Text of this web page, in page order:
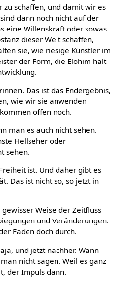
zu schaffen, und damit wir es
dann noch nicht auf der
eine Willenskraft oder sowas
dieser Welt schaffen,
sie, wie riesige Künstler im
der Form, die Elohim halt
Das ist das Endergebnis,
wie wir sie anwenden
offen noch.
man es auch nicht sehen.
Hellseher oder
sehen.
ist. Und daher gibt es
Das ist nicht so, so jetzt in
Weise der Zeitfluss
und Veränderungen.
Faden doch durch.
und jetzt nachher. Wann
nicht sagen. Weil es ganz
der Impuls dann.